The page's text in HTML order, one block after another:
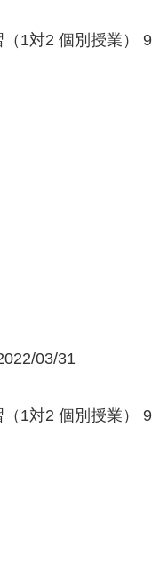
1対2 個別授業）
03/31
1対2 個別授業）